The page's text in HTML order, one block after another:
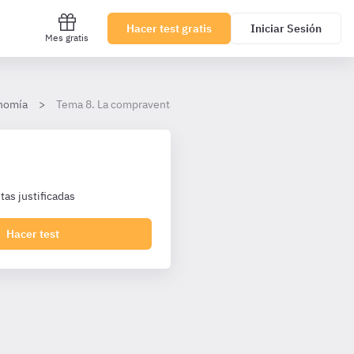
Mes gratis
Hacer test gratis Iniciar Sesión
Tema 8. La compraventa
justificadas
Hacer test